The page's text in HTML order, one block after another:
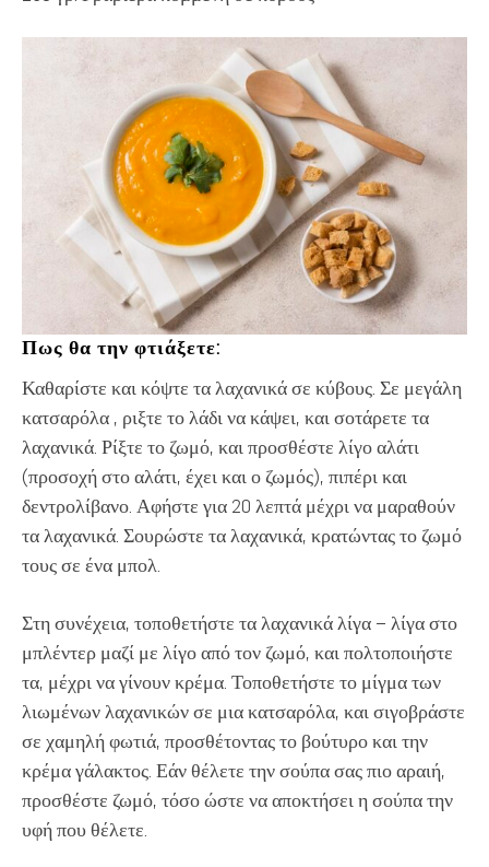
Πως θα την φτιάξετε:
Καθαρίστε και κόψτε τα λαχανικά σε κύβους. Σε μεγάλη
κατσαρόλα , ριξτε το λάδι να κάψει, και σοτάρετε τα
λαχανικά. Ρίξτε το ζωμό, και προσθέστε λίγο αλάτι
(προσοχή στο αλάτι, έχει και ο ζωμός), πιπέρι και
δεντρολίβανο. Αφήστε για 20 λεπτά μέχρι να μαραθούν
τα λαχανικά. Σουρώστε τα λαχανικά, κρατώντας το ζωμό
τους σε ένα μπολ.
Στη συνέχεια, τοποθετήστε τα λαχανικά λίγα – λίγα στο
μπλέντερ μαζί με λίγο από τον ζωμό, και πολτοποιήστε
τα, μέχρι να γίνουν κρέμα. Τοποθετήστε το μίγμα των
λιωμένων λαχανικών σε μια κατσαρόλα, και σιγοβράστε
σε χαμηλή φωτιά, προσθέτοντας το βούτυρο και την
κρέμα γάλακτος. Εάν θέλετε την σούπα σας πιο αραιή,
προσθέστε ζωμό, τόσο ώστε να αποκτήσει η σούπα την
υφή που θέλετε.